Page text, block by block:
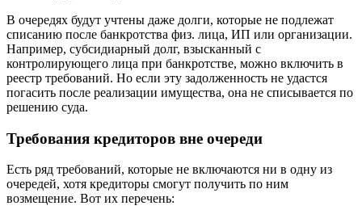
В очередях будут учтены даже долги, которые не подлежат
списанию после банкротства физ. лица, ИП или организации.
Например, субсидиарный долг, взысканный с
контролирующего лица при банкротстве, можно включить в
реестр требований. Но если эту задолженность не удастся
погасить после реализации имущества, она не списывается по
решению суда.
Требования кредиторов вне очереди
Есть ряд требований, которые не включаются ни в одну из
очередей, хотя кредиторы смогут получить по ним
возмещение. Вот их перечень: